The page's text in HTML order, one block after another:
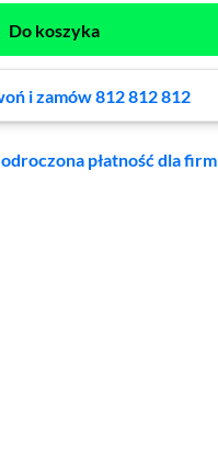
Do koszyka
i zamów 812 812 812
płatność dla firm